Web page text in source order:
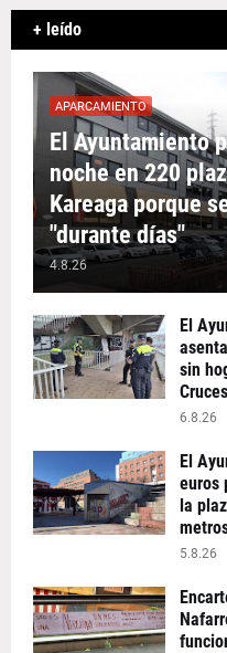
+ leído
APARCAMIENTO
El Ayuntamiento
noche en 220
Kareaga porque
"durante días"
4.8.26
El
sin
6.8.26
El
euros
la
5.8.26